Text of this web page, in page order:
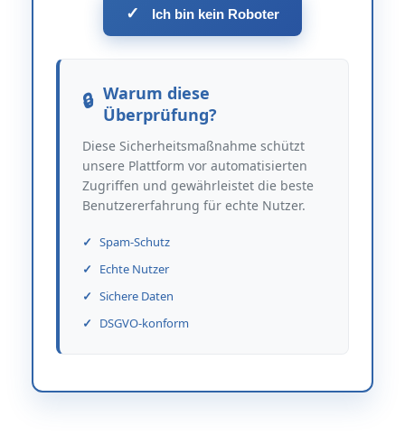
✓ Ich bin kein Roboter
Warum diese
Überprüfung?
Diese Sicherheitsmaßnahme schützt
unsere Plattform vor automatisierten
Zugriffen und gewährleistet die beste
Benutzererfahrung für echte Nutzer.
Spam-Schutz
Echte Nutzer
Sichere Daten
DSGVO-konform